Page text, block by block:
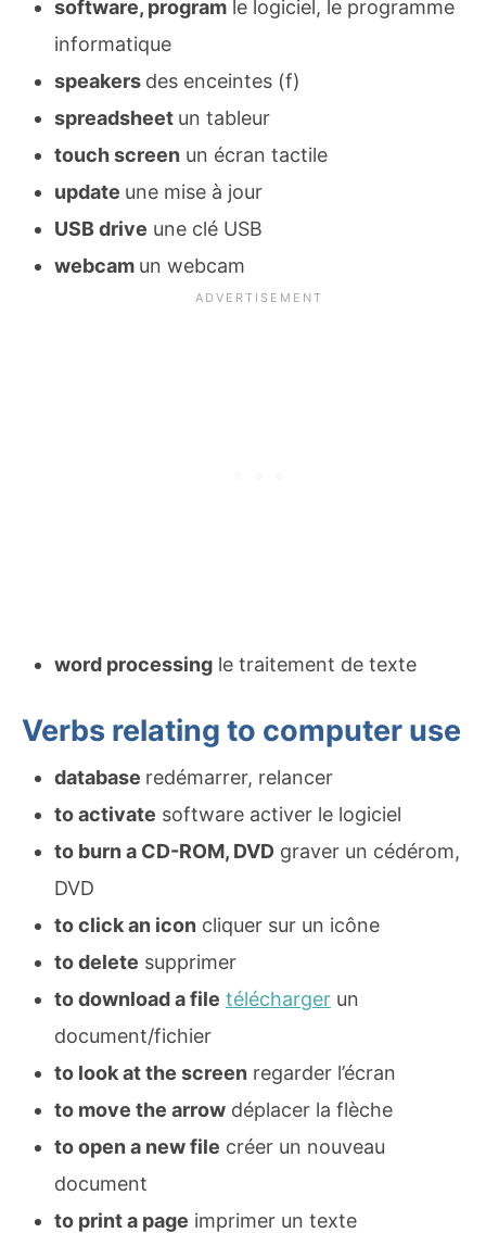
software, program le logiciel, le programme
informatique
speakers des enceintes (f)
spreadsheet un tableur
touch screen un écran tactile
update une mise à jour
USB drive une clé USB
webcam un webcam
word processing le traitement de texte
Verbs relating to computer use
database redémarrer, relancer
to activate software activer le logiciel
to burn a CD-ROM, DVD graver un cédérom,
DVD
to click an icon cliquer sur un icône
to delete supprimer
to download a file télécharger un
document/fichier
to look at the screen regarder l’écran
to move the arrow déplacer la flèche
to open a new file créer un nouveau
document
to print a page imprimer un texte